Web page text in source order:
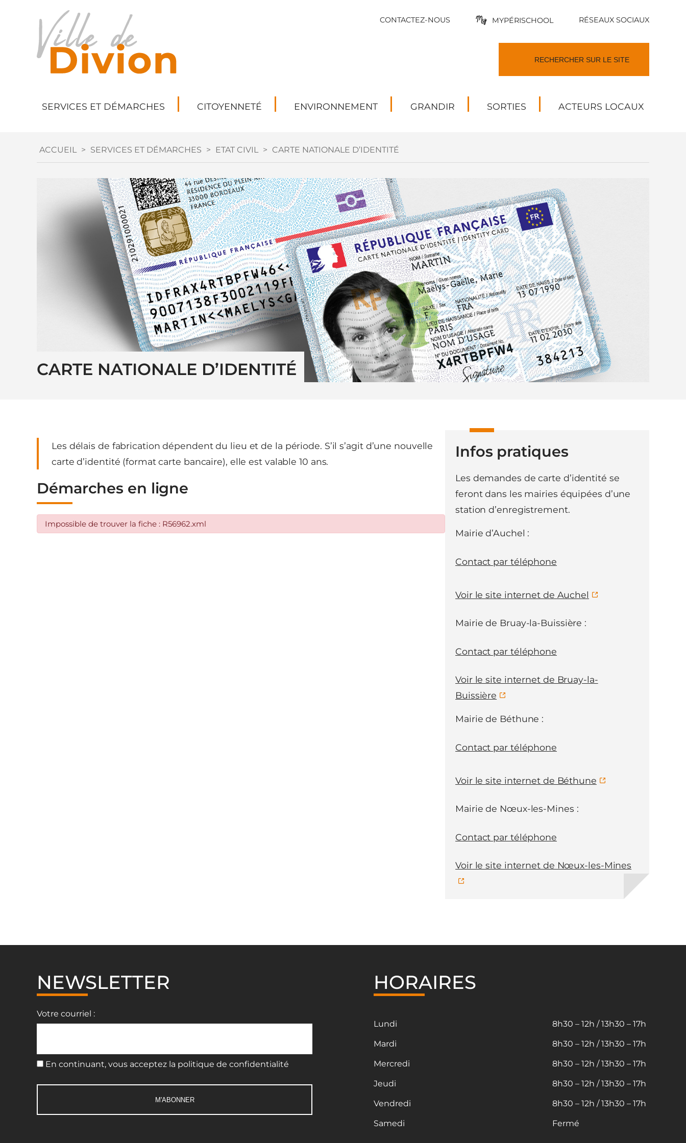
CONTACTEZ-NOUS MYPÉRISCHOOL RÉSEAUX SOCIAUX
SERVICES ET DÉMARCHES CITOYENNETÉ ENVIRONNEMENT GRANDIR SORTIES ACTEURS LOCAUX
ACCUEIL > SERVICES ET DÉMARCHES > ETAT CIVIL > CARTE NATIONALE D’IDENTITÉ
CARTE NATIONALE D’IDENTITÉ
Les délais de fabrication dépendent du lieu et de la période. S’il s’agit d’une nouvelle
carte d’identité (format carte bancaire), elle est valable 10 ans.
Démarches en ligne
Impossible de trouver la fiche : R56962.xml
Infos pratiques
Les demandes de carte d’identité se
feront dans les mairies équipées d’une
station d’enregistrement.
Mairie d’Auchel :
Contact par téléphone
Voir le site internet de Auchel
Mairie de Bruay-la-Buissière :
Contact par téléphone
Voir le site internet de Bruay-la-
Buissière
Mairie de Béthune :
Contact par téléphone
Voir le site internet de Béthune
Mairie de Nœux-les-Mines :
Contact par téléphone
Voir le site internet de Nœux-les-Mines
NEWSLETTER
Votre courriel :
En continuant, vous acceptez la politique de confidentialité
HORAIRES
Lundi
Mardi
Mercredi
Jeudi
Vendredi
Samedi
8h30 – 12h / 13h30 – 17h
8h30 – 12h / 13h30 – 17h
8h30 – 12h / 13h30 – 17h
8h30 – 12h / 13h30 – 17h
8h30 – 12h / 13h30 – 17h
Fermé